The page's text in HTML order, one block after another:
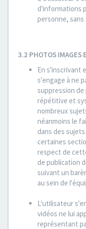
d'informations
personne, sans
3.2 PHOTOS IMAGES
En s'inscrivant
s'engage à ne
suppression
répétitive et
nombreux
néanmoins le
dans des
certaines
respect de
de publication
suivant un
au sein de
L'utilisateur
vidéos ne lui
représentant